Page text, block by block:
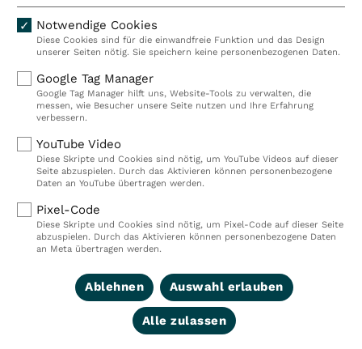
Kliniken
Ambulant
Reha
Prävention
Karriere
VITREA Deutschland
IMPRESSUM
HINWEISGEBERSYSTEM
AUFSICHTSBEHÖRDEN
Notwendige Cookies
Diese Cookies sind für die einwandfreie Funktion und das Design
unserer Seiten nötig. Sie speichern keine personenbezogenen Daten.
Google Tag Manager
Google Tag Manager hilft uns, Website-Tools zu verwalten, die
messen, wie Besucher unsere Seite nutzen und Ihre Erfahrung
verbessern.
YouTube Video
Diese Skripte und Cookies sind nötig, um YouTube Videos auf dieser
Seite abzuspielen. Durch das Aktivieren können personenbezogene
Daten an YouTube übertragen werden.
Pixel-Code
Diese Skripte und Cookies sind nötig, um Pixel-Code auf dieser Seite
abzuspielen. Durch das Aktivieren können personenbezogene Daten
an Meta übertragen werden.
Ablehnen Auswahl erlauben
Alle zulassen